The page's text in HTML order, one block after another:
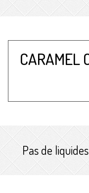
CARAMEL
Pas de